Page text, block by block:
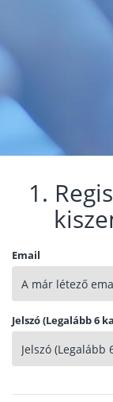
1.
Email
Jelszó (Legalább 6